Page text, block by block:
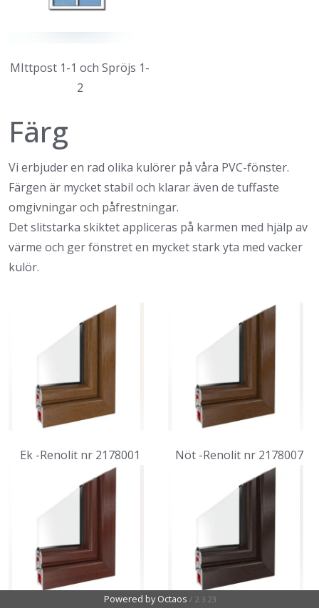
MIttpost 1-1 och Spröjs 1-
2
Färg
Vi erbjuder en rad olika kulörer på våra PVC-fönster.
Färgen är mycket stabil och klarar även de tuffaste
omgivningar och påfrestningar.
Det slitstarka skiktet appliceras på karmen med hjälp av
värme och ger fönstret en mycket stark yta med vacker
kulör.
Ek -Renolit nr 2178001 Nöt -Renolit nr 2178007
Powered by Octaos / 2.3.23
Powered by Octaos / 2.3.23